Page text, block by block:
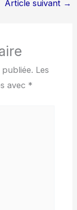
Article suivant →
Les
avec *